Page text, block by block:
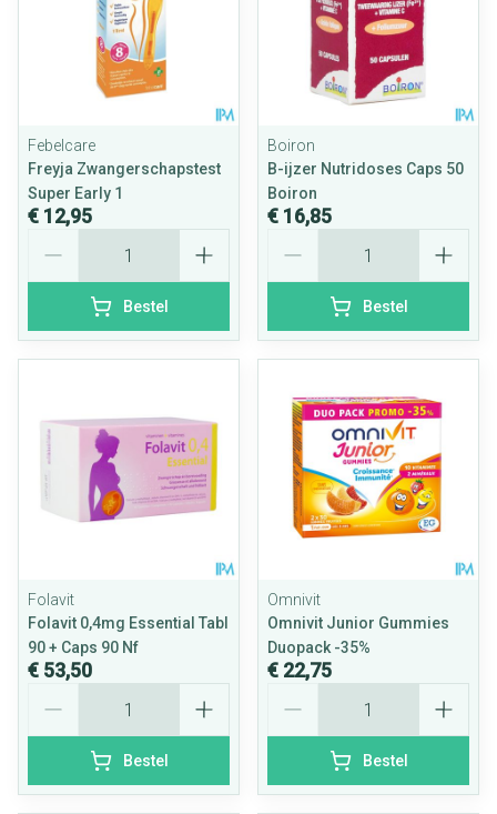
Febelcare
Freyja Zwangerschapstest
Super Early 1
€ 12,95
Bestel
Boiron
B-ijzer Nutridoses Caps 50
Boiron
€ 16,85
Bestel
Folavit
Folavit 0,4mg Essential Tabl
90 + Caps 90 Nf
€ 53,50
Bestel
Omnivit
Omnivit Junior Gummies
Duopack -35%
€ 22,75
Bestel